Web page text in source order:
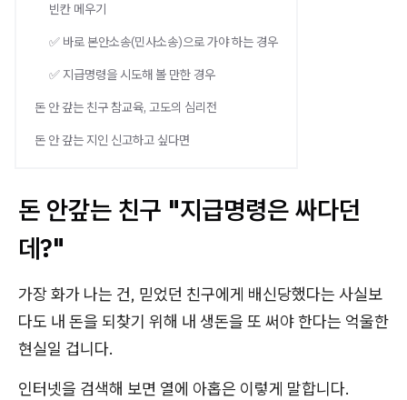
빈칸 메우기
✅ 바로 본안소송(민사소송)으로 가야 하는 경우
✅ 지급명령을 시도해 볼 만한 경우
돈 안 갚는 친구 참교육, 고도의 심리전
돈 안 갚는 지인 신고하고 싶다면
돈 안갚는 친구 "지급명령은 싸다던
데?"
가장 화가 나는 건, 믿었던 친구에게 배신당했다는 사실보
다도 내 돈을 되찾기 위해 내 생돈을 또 써야 한다는 억울한
현실일 겁니다.
인터넷을 검색해 보면 열에 아홉은 이렇게 말합니다.